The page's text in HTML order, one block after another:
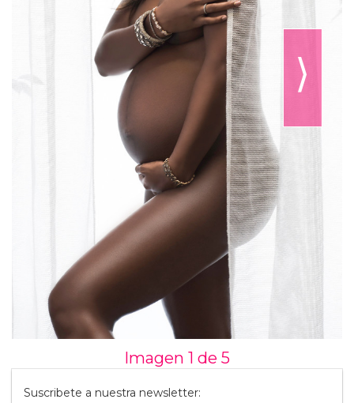
⟩
Imagen 1 de 5
Suscribete a nuestra newsletter: